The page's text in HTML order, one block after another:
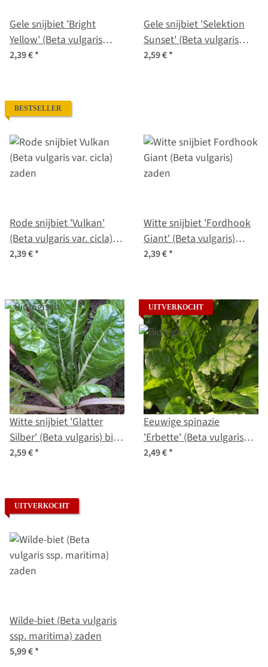
Gele snijbiet 'Bright
Yellow' (Beta vulgaris
subsp. vulgaris) zaden
2,39 €*
Gele snijbiet 'Selektion
Sunset' (Beta vulgaris
ssp.vulgaris) bio zaad
2,59 €*
BESTSELLER
Rode snijbiet 'Vulkan'
(Beta vulgaris var. cicla)
zaden
2,39 €*
Witte snijbiet 'Fordhook
Giant' (Beta vulgaris)
zaden
2,39 €*
Witte snijbiet 'Glatter
Silber' (Beta vulgaris) bio
zaad
2,59 €*
UITVERKOCHT
Eeuwige spinazie
'Erbette' (Beta vulgaris
ssp. vulgaris) bio zaad
2,49 €*
UITVERKOCHT
Wilde-biet (Beta vulgaris
ssp. maritima) zaden
5,99 €*